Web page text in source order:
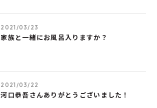
2021/03/23
家族と一緒にお風呂入りますか？
2021/03/22
河口恭吾さんありがとうございました！